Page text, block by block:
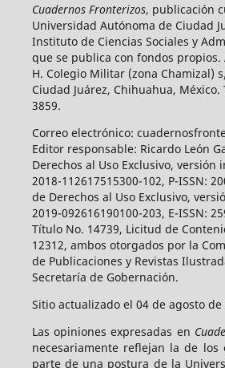
Cuadernos Fronterizos, publicación
Universidad Autónoma de Ciudad
Instituto de Ciencias Sociales y
que se publica con fondos propios.
H. Colegio Militar (zona Chamizal)
Ciudad Juárez, Chihuahua, México.
3859.
Correo electrónico:
Editor responsable: Ricardo León
Derechos al Uso Exclusivo, versión
2018-112617515300-102, P-ISSN:
de Derechos al Uso Exclusivo,
2019-092616190100-203, E-ISSN:
Título No. 14739, Licitud de
12312, ambos otorgados por la
de Publicaciones y Revistas
Secretaría de Gobernación.
Sitio actualizado el 04 de agosto de
Las opiniones expresadas en
necesariamente reflejan la de
parte de una postura de la